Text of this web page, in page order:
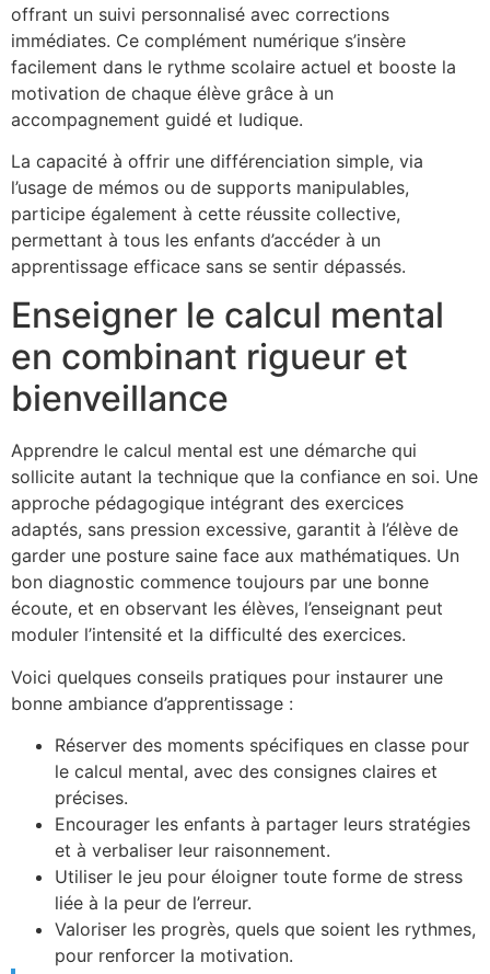
offrant un suivi personnalisé avec corrections
immédiates. Ce complément numérique s’insère
facilement dans le rythme scolaire actuel et booste la
motivation de chaque élève grâce à un
accompagnement guidé et ludique.
La capacité à offrir une différenciation simple, via
l’usage de mémos ou de supports manipulables,
participe également à cette réussite collective,
permettant à tous les enfants d’accéder à un
apprentissage efficace sans se sentir dépassés.
Enseigner le calcul mental
en combinant rigueur et
bienveillance
Apprendre le calcul mental est une démarche qui
sollicite autant la technique que la confiance en soi. Une
approche pédagogique intégrant des exercices
adaptés, sans pression excessive, garantit à l’élève de
garder une posture saine face aux mathématiques. Un
bon diagnostic commence toujours par une bonne
écoute, et en observant les élèves, l’enseignant peut
moduler l’intensité et la difficulté des exercices.
Voici quelques conseils pratiques pour instaurer une
bonne ambiance d’apprentissage :
Réserver des moments spécifiques en classe pour
le calcul mental, avec des consignes claires et
précises.
Encourager les enfants à partager leurs stratégies
et à verbaliser leur raisonnement.
Utiliser le jeu pour éloigner toute forme de stress
liée à la peur de l’erreur.
Valoriser les progrès, quels que soient les rythmes,
pour renforcer la motivation.